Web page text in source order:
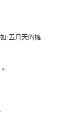
:五月天的擁